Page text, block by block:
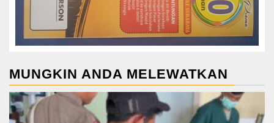
MUNGKIN ANDA MELEWATKAN